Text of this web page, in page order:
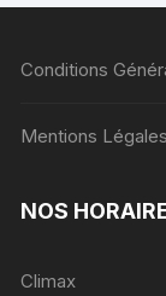
Conditions
Mentions Légales
NOS
Climax